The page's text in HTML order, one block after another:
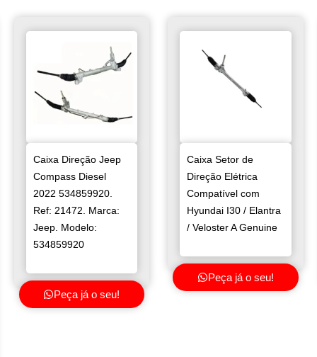
Caixa Direção Jeep
Compass Diesel
2022 534859920.
Ref: 21472. Marca:
Jeep. Modelo:
534859920
Peça já o seu!
Caixa Setor de
Direção Elétrica
Compatível com
Hyundai I30 / Elantra
/ Veloster A Genuine
Peça já o seu!